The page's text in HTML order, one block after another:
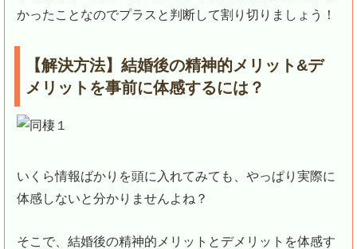
かったことなのでプラスと判断して割り切りましょう！
【解決方法】結婚後の精神的メリット&デ
メリットを事前に体感するには？
いくら情報ばかりを頭に入れてみても、やっぱり実際に
体感しないと分かりませんよね？
そこで、結婚後の精神的メリットとデメリットを体感す